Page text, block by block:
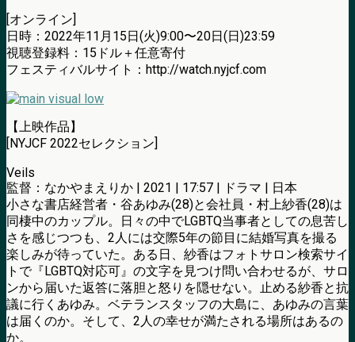
[オンライン]
日時：2022年11月15日(火)9:00〜20日(日)23:59
視聴登録料：15ドル＋任意寄付
フェスティバルサイト：http://watch.nyjcf.com
【上映作品】
[NYJCF 2022セレクション]
Veils
監督：なかやまえりか | 2021 | 17:57 | ドラマ | 日本
小さな書店経営者・谷あゆみ(28)と会社員・村上紗香(28)は
同棲中のカップル。日々の中でLGBTQ当事者としての息苦し
さを感じつつも、2人には交際5年の節目に結婚写真を撮る
楽しみが待っていた。ある日、紗香はフォトサロン検索サイ
トで『LGBTQ対応可』の文字を見つけ問い合わせるが、サロ
ンから届いた返答に落胆と怒りを隠せない。止める紗香と抗
議に行くあゆみ。ベテランスタッフの大島に、あゆみの言葉
は届くのか。そして、2人の幸せが満たされる場所はあるの
か。